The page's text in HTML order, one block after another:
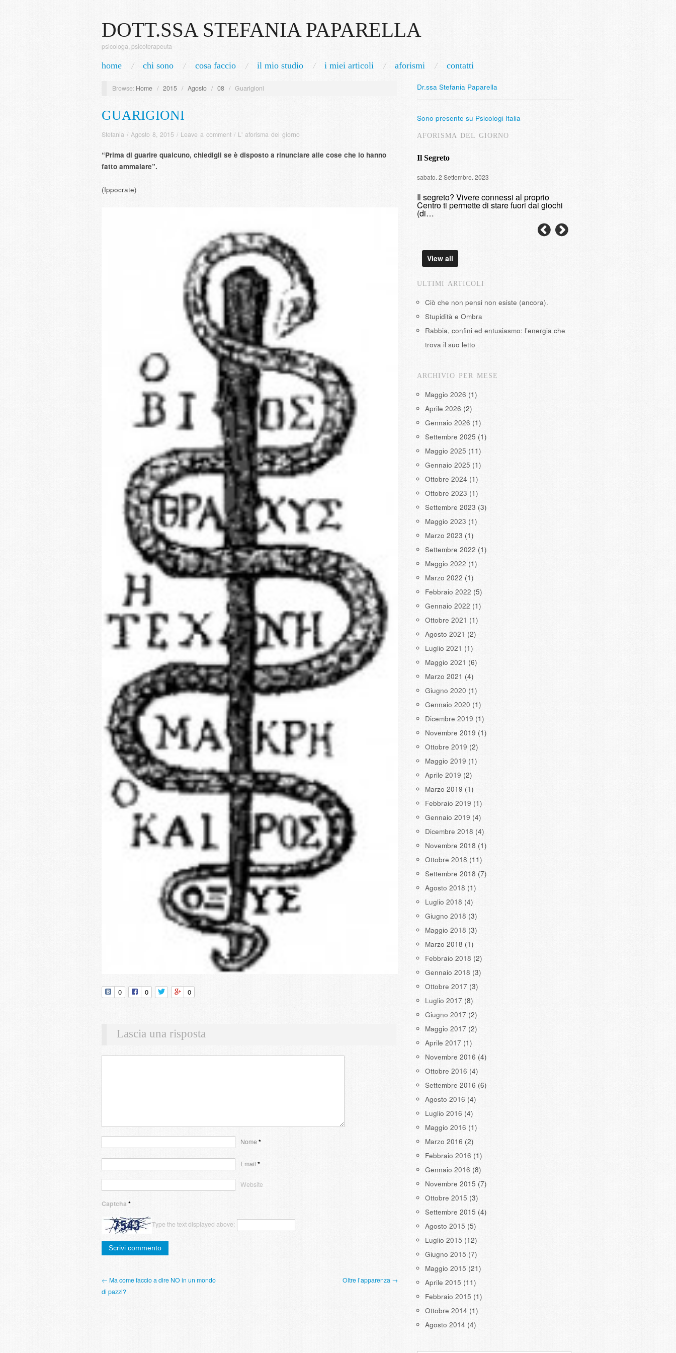
DOTT.SSA STEFANIA PAPARELLA
psicologa, psicoterapeuta
home chi sono cosa faccio il mio studio i miei articoli aforismi contatti
Browse: Home / 2015 / Agosto / 08 / Guarigioni
GUARIGIONI
Stefania / Agosto 8, 2015 / Leave a comment / L' aforisma del giorno
“Prima di guarire qualcuno, chiedigli se è disposto a rinunciare alle cose che lo hanno
fatto ammalare”.
(Ippocrate)
0 0 0
Lascia una risposta
Nome*
Email *
Website
Captcha *
Type the text displayed above:
← Ma come faccio a dire NO in un mondo
di pazzi?
Oltre l’apparenza →
Dr.ssa Stefania Paparella
Sono presente su Psicologi Italia
AFORISMA DEL GIORNO
Il Segreto
sabato, 2 Settembre, 2023
Il segreto? Vivere connessi al proprio
Centro ti permette di stare fuori dai giochi
(di…
View all
ULTIMI ARTICOLI
Ciò che non pensi non esiste (ancora).
Stupidità e Ombra
Rabbia, confini ed entusiasmo: l’energia che
trova il suo letto
ARCHIVIO PER MESE
Maggio 2026 (1)
Aprile 2026 (2)
Gennaio 2026 (1)
Settembre 2025 (1)
Maggio 2025 (11)
Gennaio 2025 (1)
Ottobre 2024 (1)
Ottobre 2023 (1)
Settembre 2023 (3)
Maggio 2023 (1)
Marzo 2023 (1)
Settembre 2022 (1)
Maggio 2022 (1)
Marzo 2022 (1)
Febbraio 2022 (5)
Gennaio 2022 (1)
Ottobre 2021 (1)
Agosto 2021 (2)
Luglio 2021 (1)
Maggio 2021 (6)
Marzo 2021 (4)
Giugno 2020 (1)
Gennaio 2020 (1)
Dicembre 2019 (1)
Novembre 2019 (1)
Ottobre 2019 (2)
Maggio 2019 (1)
Aprile 2019 (2)
Marzo 2019 (1)
Febbraio 2019 (1)
Gennaio 2019 (4)
Dicembre 2018 (4)
Novembre 2018 (1)
Ottobre 2018 (11)
Settembre 2018 (7)
Agosto 2018 (1)
Luglio 2018 (4)
Giugno 2018 (3)
Maggio 2018 (3)
Marzo 2018 (1)
Febbraio 2018 (2)
Gennaio 2018 (3)
Ottobre 2017 (3)
Luglio 2017 (8)
Giugno 2017 (2)
Maggio 2017 (2)
Aprile 2017 (1)
Novembre 2016 (4)
Ottobre 2016 (4)
Settembre 2016 (6)
Agosto 2016 (4)
Luglio 2016 (4)
Maggio 2016 (1)
Marzo 2016 (2)
Febbraio 2016 (1)
Gennaio 2016 (8)
Novembre 2015 (7)
Ottobre 2015 (3)
Settembre 2015 (4)
Agosto 2015 (5)
Luglio 2015 (12)
Giugno 2015 (7)
Maggio 2015 (21)
Aprile 2015 (11)
Febbraio 2015 (1)
Ottobre 2014 (1)
Agosto 2014 (4)